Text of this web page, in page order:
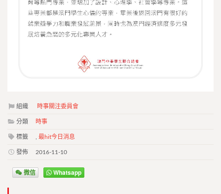
組織 時事關注委員會
分類 時事
標籤 最hit今日消息
發佈 2016-11-10
微信 Whatsapp